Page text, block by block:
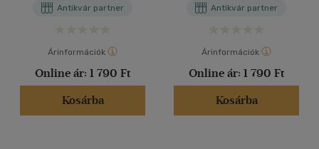
Antikvár partner
Árinformációk
Online ár: 1 790 Ft
Kosárba
Antikvár partner
Árinformációk
Online ár: 1 790 Ft
Kosárba